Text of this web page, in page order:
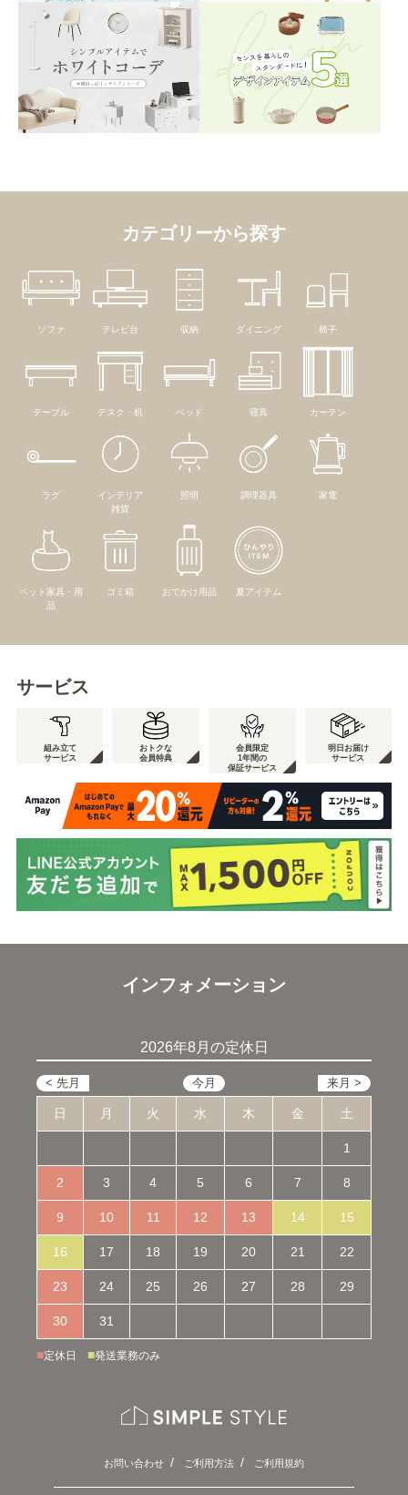
カテゴリーから探す
ソファ テレビ台 収納 ダイニング 椅子
テーブル デスク・机 ベッド 寝具 カーテン
ラグ
インテリア
雑貨
照明 調理器具 家電
ペット家具・用
品
ゴミ箱 おでかけ用品 夏アイテム
サービス
組み立て
サービス
おトクな
会員特典
会員限定
1年間の
保証サービス
明日お届け
サービス
インフォメーション
2026年8月の定休日
日 月 火 水 木 金 土
1
2 3 4 5 6 7 8
9 10 11 12 13 14 15
16 17 18 19 20 21 22
23 24 25 26 27 28 29
30 31
■定休日 ■発送業務のみ
お問い合わせ ご利用方法 ご利用規約